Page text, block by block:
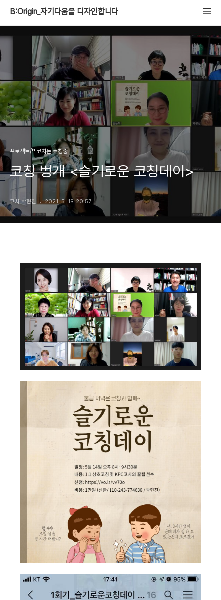
B:Origin_자기다움을 디자인합니다
프로젝트/박코치는 코칭중
코칭 벙개 <슬기로운 코칭데이>
코치 박현진 2021. 5. 19. 20:57